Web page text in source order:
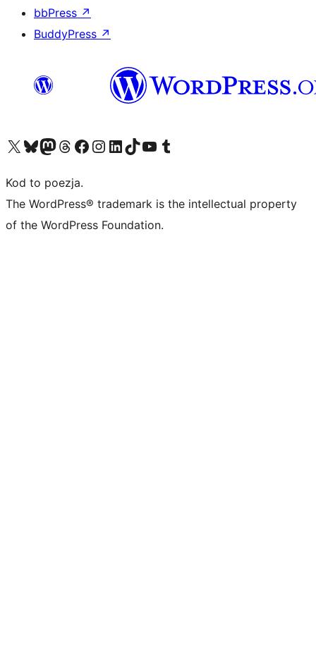
bbPress ↗
BuddyPress ↗
Odwiedź nasze konto X (dawniej Twitter)
Odwiedź nasze konto Bluesky
Odwiedź nasze konto na Mastodoncie
Odwiedź naszego Threadsa
Odwiedź naszego Facebooka
Odwiedź nasze konto na Instagramie
Odwiedź nasze konto na LinkedIn
Odwiedź naszego TikToka
Odwiedź nasz kanał YouTube
Odwiedź naszego Tumblra
Kod to poezja.
The WordPress® trademark is the intellectual property
of the WordPress Foundation.